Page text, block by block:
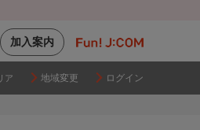
加入案内
ア 地域変更 ログイン